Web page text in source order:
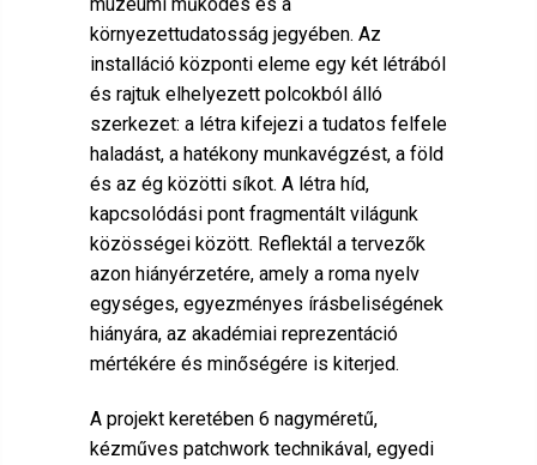
környezettudatosság jegyében. Az
installáció központi eleme egy két létrából
és rajtuk elhelyezett polcokból álló
szerkezet: a létra kifejezi a tudatos felfele
haladást, a hatékony munkavégzést, a föld
és az ég közötti síkot. A létra híd,
kapcsolódási pont fragmentált világunk
közösségei között. Reflektál a tervezők
azon hiányérzetére, amely a roma nyelv
egységes, egyezményes írásbeliségének
hiányára, az akadémiai reprezentáció
mértékére és minőségére is kiterjed.
A projekt keretében 6 nagyméretű,
kézműves patchwork technikával, egyedi